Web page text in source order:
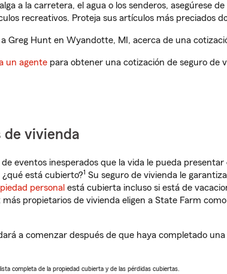
a la carretera, el agua o los senderos, asegúrese
recreativos. Proteja sus artículos más preciados
Greg Hunt en Wyandotte, MI, acerca de una
un agente para obtener una cotización de seguro de
de vivienda
eventos inesperados que la vida le pueda presentar
está cubierto?1 Su seguro de vivienda le
personal está cubierta incluso si está de
propietarios de vivienda eligen a State Farm
a comenzar después de que haya completado
completa de la propiedad cubierta y de las pérdidas cubiertas.